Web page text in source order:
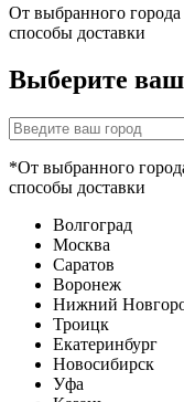
От выбранного
способы доставки
Выберите ваш
*От выбранного
способы доставки
Волгоград
Москва
Саратов
Воронеж
Нижний
Троицк
Екатеринбург
Новосибирск
Уфа